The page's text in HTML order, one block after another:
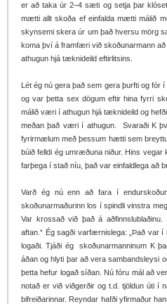
er að taka úr 2–4 sæti og setja þar
mætti allt skoða ef einfalda mætti málið
skynsemi skera úr um það hversu mörg
koma því á framfæri við skoðunarmann
athugun hjá tæknideild eftirlitsins.
Lét ég nú gera það sem gera þurfti og fór
og var þetta sex dögum eftir hina fyrri
málið væri í athugun hjá tæknideild og
meðan það væri í athugun. Svaraði K
fyrirmælum með þessum hætti sem
búið felldi ég umræðuna niður. Hins
farþega í stað níu, það var einfaldlega að
Varð ég nú enn að fara í
skoðunarmaðurinn los í spindli vinstra
Var krossað við það á
aftan.“ Ég sagði varfærnislega: „Það var
logaði. Tjáði ég skoðunarmanninum K
áðan og hlyti þar að vera sambandsleysi
þetta hefur logað síðan. Nú fóru mál að
notað er við viðgerðir og t.d. tjöldun úti í
bifreiðarinnar. Reyndar hafði yfirmaður